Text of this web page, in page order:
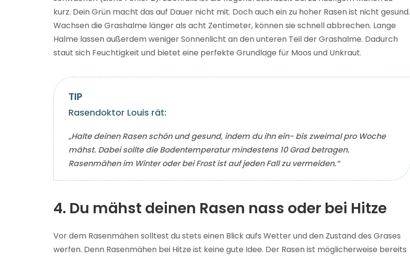
kurz. Dein Grün macht das auf Dauer nicht mit. Doch auch ein zu hoher Rasen ist nicht gesund.
Wachsen die Grashalme länger als acht Zentimeter, können sie schnell abbrechen. Lange
Halme lassen außerdem weniger Sonnenlicht an den unteren Teil der Grashalme. Dadurch
staut sich Feuchtigkeit und bietet eine perfekte Grundlage für Moos und Unkraut.
Rasendoktor Louis rät:
„Halte deinen Rasen schön und gesund, indem du ihn ein- bis zweimal pro Woche
mähst. Dabei sollte die Bodentemperatur mindestens 10 Grad betragen.
Rasenmähen im Winter oder bei Frost ist auf jeden Fall zu vermeiden.“
4. Du mähst deinen Rasen nass oder bei Hitze
Vor dem Rasenmähen solltest du stets einen Blick aufs Wetter und den Zustand des Grases
werfen. Denn Rasenmähen bei Hitze ist keine gute Idee. Der Rasen ist möglicherweise bereits